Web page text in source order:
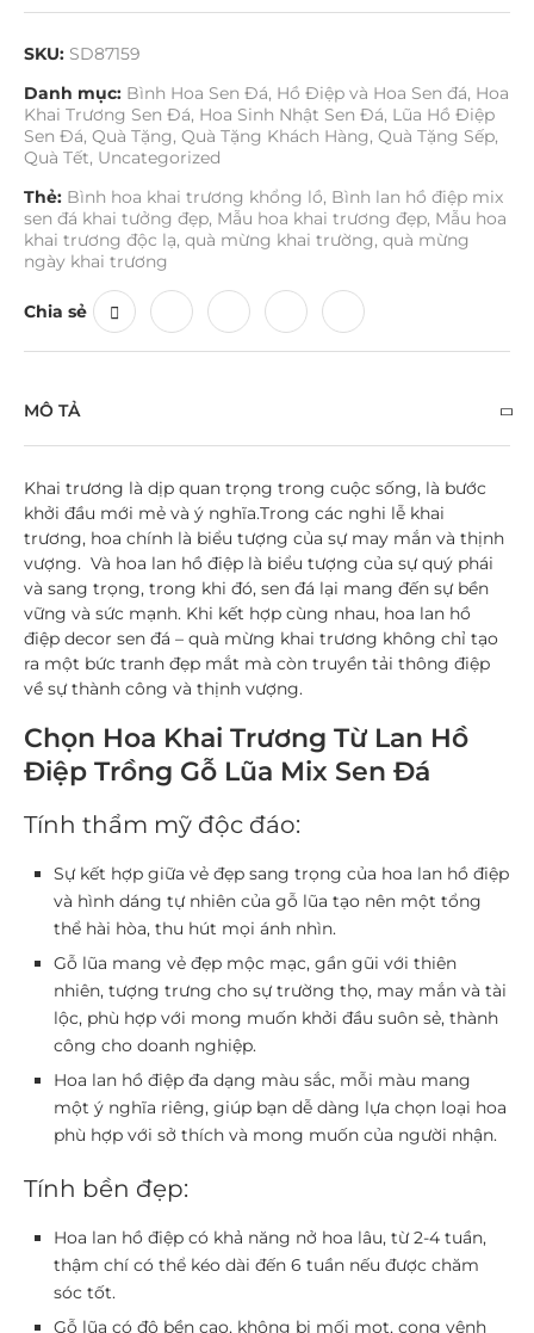
SKU: SD87159
Danh mục: Bình Hoa Sen Đá, Hồ Điệp và Hoa Sen đá, Hoa
Khai Trương Sen Đá, Hoa Sinh Nhật Sen Đá, Lũa Hồ Điệp
Sen Đá, Quà Tặng, Quà Tặng Khách Hàng, Quà Tặng Sếp,
Quà Tết, Uncategorized
Thẻ: Bình hoa khai trương khổng lồ, Bình lan hồ điệp mix
sen đá khai tưởng đẹp, Mẫu hoa khai trương đẹp, Mẫu hoa
khai trương độc lạ, quà mừng khai trường, quà mừng
ngày khai trương
Chia sẻ
MÔ TẢ
Khai trương là dịp quan trọng trong cuộc sống, là bước
khởi đầu mới mẻ và ý nghĩa.Trong các nghi lễ khai
trương, hoa chính là biểu tượng của sự may mắn và thịnh
vượng. Và hoa lan hồ điệp là biểu tượng của sự quý phái
và sang trọng, trong khi đó, sen đá lại mang đến sự bền
vững và sức mạnh. Khi kết hợp cùng nhau, hoa lan hồ
điệp decor sen đá – quà mừng khai trương không chỉ tạo
ra một bức tranh đẹp mắt mà còn truyền tải thông điệp
về sự thành công và thịnh vượng.
Chọn Hoa Khai Trương Từ Lan Hồ
Điệp Trồng Gỗ Lũa Mix Sen Đá
Tính thẩm mỹ độc đáo:
Sự kết hợp giữa vẻ đẹp sang trọng của hoa lan hồ điệp
và hình dáng tự nhiên của gỗ lũa tạo nên một tổng
thể hài hòa, thu hút mọi ánh nhìn.
Gỗ lũa mang vẻ đẹp mộc mạc, gần gũi với thiên
nhiên, tượng trưng cho sự trường thọ, may mắn và tài
lộc, phù hợp với mong muốn khởi đầu suôn sẻ, thành
công cho doanh nghiệp.
Hoa lan hồ điệp đa dạng màu sắc, mỗi màu mang
một ý nghĩa riêng, giúp bạn dễ dàng lựa chọn loại hoa
phù hợp với sở thích và mong muốn của người nhận.
Tính bền đẹp:
Hoa lan hồ điệp có khả năng nở hoa lâu, từ 2-4 tuần,
thậm chí có thể kéo dài đến 6 tuần nếu được chăm
sóc tốt.
Gỗ lũa có độ bền cao, không bị mối mọt, cong vênh